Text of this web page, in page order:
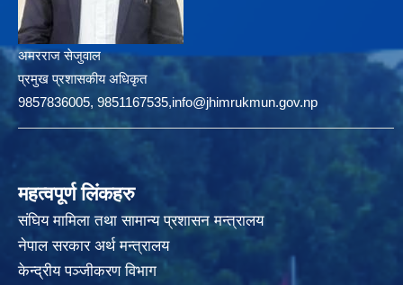
अमरराज सेजुवाल
प्रमुख प्रशासकीय अधिकृत
9857836005, 9851167535,info@jhimrukmun.gov.np
महत्वपूर्ण लिंकहरु
संघिय मामिला तथा सामान्य प्रशासन मन्त्रालय
नेपाल सरकार अर्थ मन्त्रालय
केन्द्रीय पञ्जीकरण विभाग